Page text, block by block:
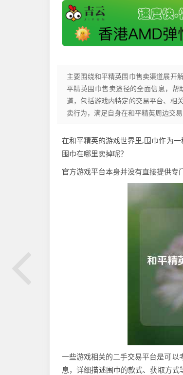
主要围绕和平精英围巾售卖渠道展开
平精英围巾售卖途径的全面信息，
道，包括游戏内特定的交易平台、相
卖行为，满足自身在和平精英周边交易
在和平精英的游戏世界里,围巾作为
围巾在哪里卖掉呢？
官方游戏平台本身并没有直接提供专
一些游戏相关的二手交易平台是可
息，详细描述围巾的款式、获取方